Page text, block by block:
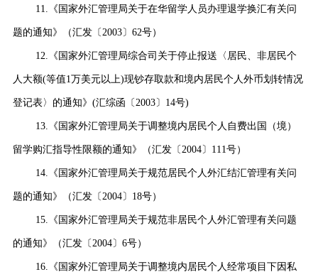
11. 《国家外汇管理局关于在华留学人员办理退学换汇有关问
题的通知》（汇发〔 2003〕 62号）
12. 《国家外汇管理局综合司关于停止报送〈居民、非居民个
人大额(等值1 万美元以上)现钞存取款和境内居民个人外币划转情况
登记表〉的通知》 (汇综函〔 2003〕 14号)
13. 《国家外汇管理局关于调整境内居民个人自费出国（境）
留学购汇指导性限额的通知》（汇发〔 2004〕 111 号）
14. 《国家外汇管理局关于规范居民个人外汇结汇管理有关问
题的通知》（汇发〔 2004〕 18号）
15. 《国家外汇管理局关于规范非居民个人外汇管理有关问题
的通知》（汇发〔 2004〕 6号）
16. 《国家外汇管理局关于调整境内居民个人经常项目下因私